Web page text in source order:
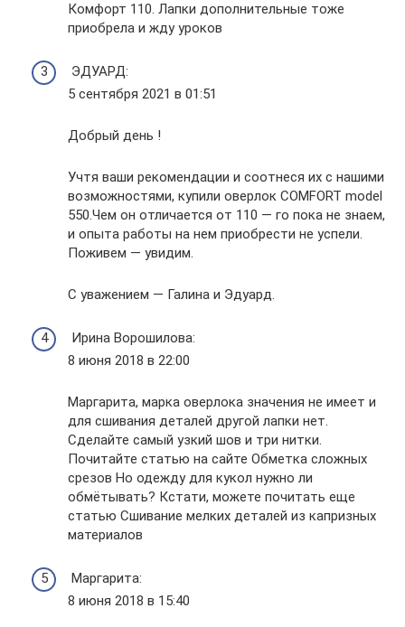
Комфорт 110. Лапки дополнительные тоже
приобрела и жду уроков
ЭДУАРД:
5 сентября 2021 в 01:51
Добрый день !
Учтя ваши рекомендации и соотнеся их с нашими
возможностями, купили оверлок COMFORT model
550.Чем он отличается от 110 — го пока не знаем,
и опыта работы на нем приобрести не успели.
Поживем — увидим.
С уважением — Галина и Эдуард.
Ирина Ворошилова:
8 июня 2018 в 22:00
Маргарита, марка оверлока значения не имеет и
для сшивания деталей другой лапки нет.
Сделайте самый узкий шов и три нитки.
Почитайте статью на сайте Обметка сложных
срезов Но одежду для кукол нужно ли
обмётывать? Кстати, можете почитать еще
статью Сшивание мелких деталей из капризных
материалов
Маргарита:
8 июня 2018 в 15:40